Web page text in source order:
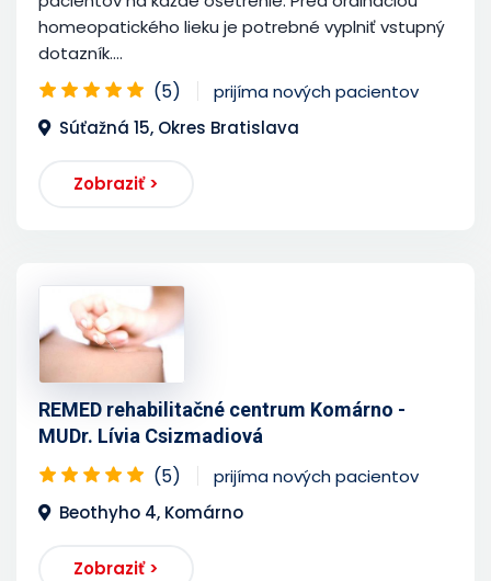
homeopatického lieku je potrebné vyplniť vstupný
dotazník....
(5)
prijíma nových pacientov
Súťažná 15, Okres Bratislava
Zobraziť >
REMED rehabilitačné centrum Komárno -
MUDr. Lívia Csizmadiová
(5)
prijíma nových pacientov
Beothyho 4, Komárno
Zobraziť >